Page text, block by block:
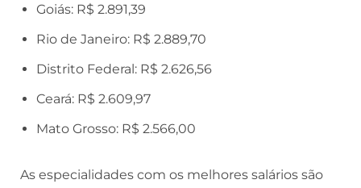
Goiás: R$ 2.891,39
Rio de Janeiro: R$ 2.889,70
Distrito Federal: R$ 2.626,56
Ceará: R$ 2.609,97
Mato Grosso: R$ 2.566,00
As especialidades com os melhores salários são